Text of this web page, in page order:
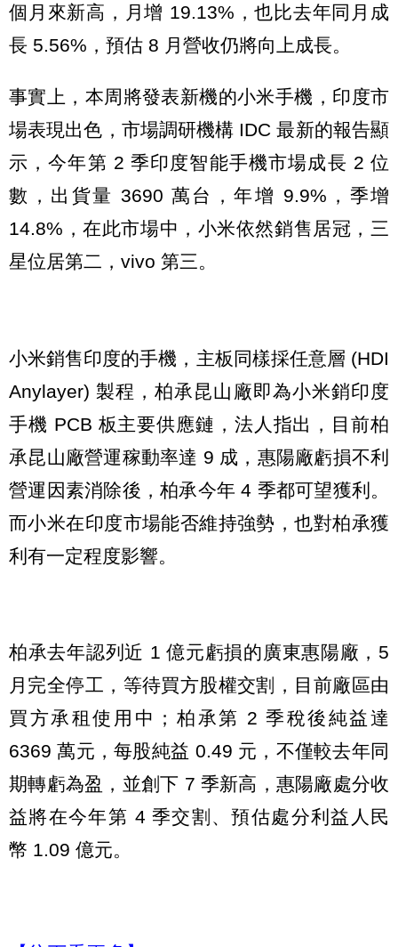
個月來新高，月增 19.13%，也比去年同月成
長 5.56%，預估 8 月營收仍將向上成長。
事實上，本周將發表新機的小米手機，印度市
場表現出色，市場調研機構 IDC 最新的報告顯
示，今年第 2 季印度智能手機市場成長 2 位
數，出貨量 3690 萬台，年增 9.9%，季增
14.8%，在此市場中，小米依然銷售居冠，三
星位居第二，vivo 第三。
小米銷售印度的手機，主板同樣採任意層 (HDI
Anylayer) 製程，柏承昆山廠即為小米銷印度
手機 PCB 板主要供應鏈，法人指出，目前柏
承昆山廠營運稼動率達 9 成，惠陽廠虧損不利
營運因素消除後，柏承今年 4 季都可望獲利。
而小米在印度市場能否維持強勢，也對柏承獲
利有一定程度影響。
柏承去年認列近 1 億元虧損的廣東惠陽廠，5
月完全停工，等待買方股權交割，目前廠區由
買方承租使用中；柏承第 2 季稅後純益達
6369 萬元，每股純益 0.49 元，不僅較去年同
期轉虧為盈，並創下 7 季新高，惠陽廠處分收
益將在今年第 4 季交割、預估處分利益人民
幣 1.09 億元。